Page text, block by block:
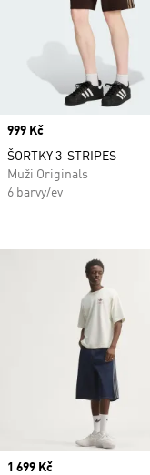
Price
999 Kč
ŠORTKY 3-STRIPES
Muži Originals
6 barvy/ev
Price
1 699 Kč